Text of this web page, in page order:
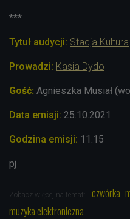
***
Tytuł audycji: Stacja Kultura
Prowadzi: Kasia Dydo
Gość: Agnieszka Musiał
Data emisji: 25.10 .2021
Godzina emisji: 11.15
pj
Zobacz więcej na temat: czwórka
muzyka elektroniczna